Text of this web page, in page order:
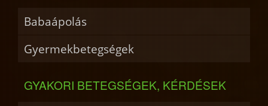
Babaápolás
Gyermekbetegségek
GYAKORI BETEGSÉGEK, KÉRDÉSEK